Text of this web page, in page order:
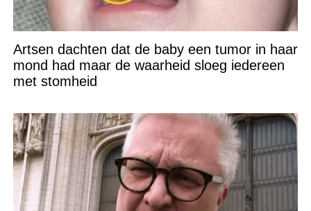
Artsen dachten dat de baby een tumor in haar
mond had maar de waarheid sloeg iedereen
met stomheid